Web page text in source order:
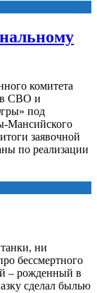
комитета
СВО и
под
Мансийского
заявочной
по реализации
ни
бессмертного
– рожденный в
сделал былью